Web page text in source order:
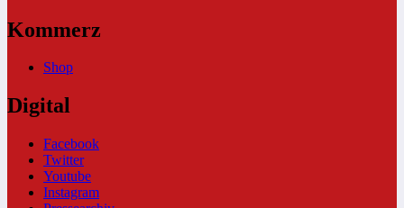
Kommerz
Shop
Digital
Facebook
Twitter
Youtube
Instagram